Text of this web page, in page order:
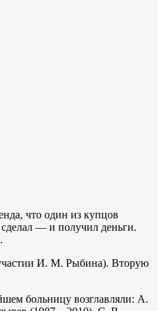
что один из купцов
— и получил деньги.
участии И. М. Рыбина). Вторую
больницу возглавляли: А.